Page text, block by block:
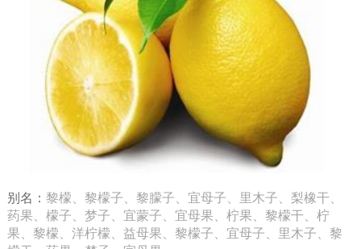
别名： 黎檬、黎檬子、黎朦子、宜母子、里木子、梨橡干、
药果、檬子、梦子、宜蒙子、宜母果、柠果、黎檬干、柠
果、黎檬、洋柠檬、益母果、黎檬子、宜母子、里木子、黎